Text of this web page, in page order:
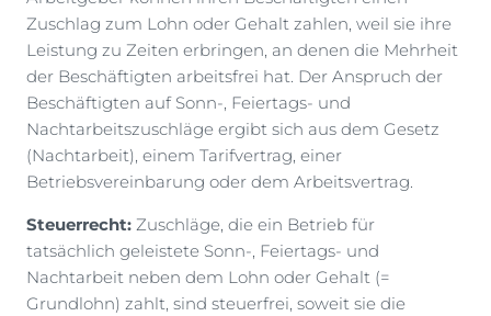
Zuschlag zum Lohn oder Gehalt zahlen, weil sie ihre
Leistung zu Zeiten erbringen, an denen die Mehrheit
der Beschäftigten arbeitsfrei hat. Der Anspruch der
Beschäftigten auf Sonn-, Feiertags- und
Nachtarbeitszuschläge ergibt sich aus dem Gesetz
(Nachtarbeit), einem Tarifvertrag, einer
Betriebsvereinbarung oder dem Arbeitsvertrag.
Steuerrecht: Zuschläge, die ein Betrieb für
tatsächlich geleistete Sonn-, Feiertags- und
Nachtarbeit neben dem Lohn oder Gehalt (=
Grundlohn) zahlt, sind steuerfrei, soweit sie die